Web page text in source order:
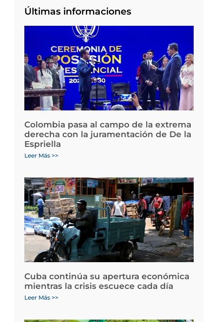
Últimas informaciones
Colombia pasa al campo de la extrema
derecha con la juramentación de De la
Espriella
Leer Más >>
Cuba continúa su apertura económica
mientras la crisis escuece cada día
Leer Más >>